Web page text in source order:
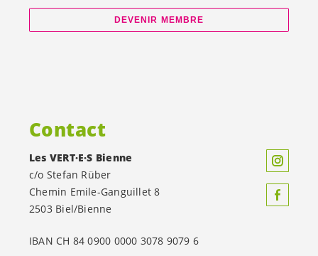
DEVENIR MEMBRE
Contact
Les VERT·E·S Bienne
c/o Stefan Rüber
Chemin Emile-Ganguillet 8
2503 Biel/Bienne
IBAN CH 84 0900 0000 3078 9079 6